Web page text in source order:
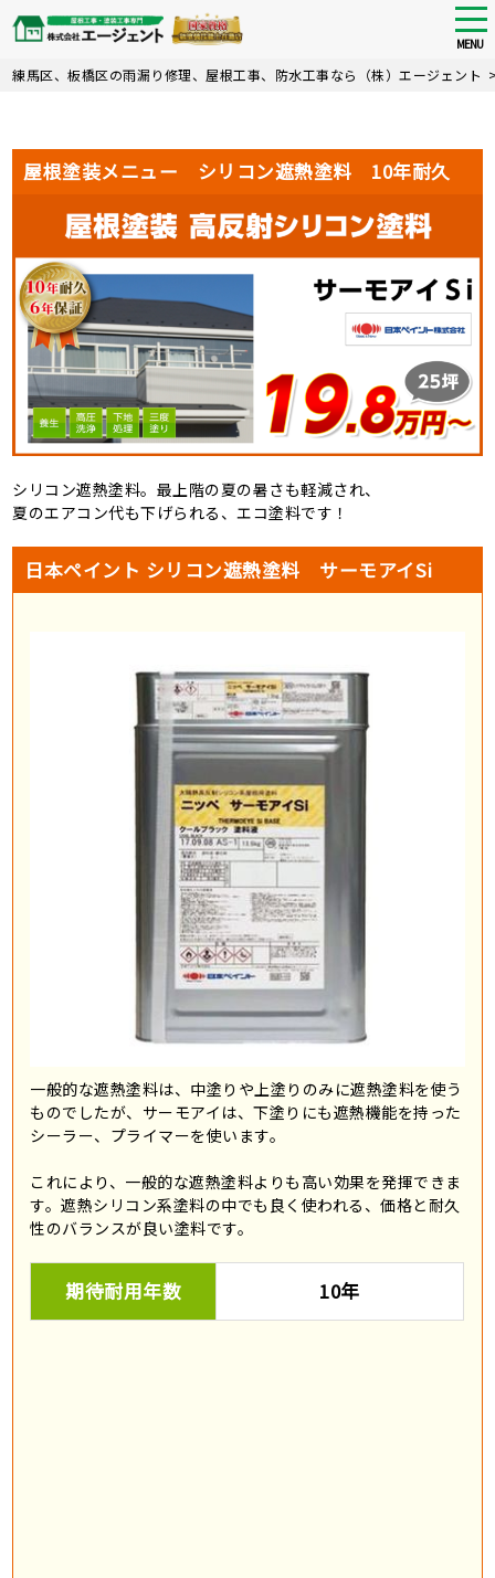
Skip
MENU
練馬区、板橋区の雨漏り修理、屋根工事、防水工事なら（株）エージェント
屋根塗装メニュー シリコン遮熱塗料 10年耐久
シリコン遮熱塗料。最上階の夏の暑さも軽減され、
夏のエアコン代も下げられる、エコ塗料です！
日本ペイント シリコン遮熱塗料 サーモアイSi
一般的な遮熱塗料は、中塗りや上塗りのみに遮熱塗料を使う
ものでしたが、サーモアイは、下塗りにも遮熱機能を持った
シーラー、プライマーを使います。
これにより、一般的な遮熱塗料よりも高い効果を発揮できま
す。遮熱シリコン系塗料の中でも良く使われる、価格と耐久
性のバランスが良い塗料です。
期待耐用年数 10年